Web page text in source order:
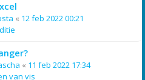
« 12 feb 2022 00:21
« 11 feb 2022 17:34
van vis